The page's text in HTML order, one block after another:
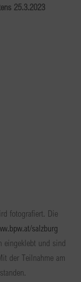
25.3.2023
fotografiert. Die
salzburg
eingeklebt und sind
der Teilnahme am